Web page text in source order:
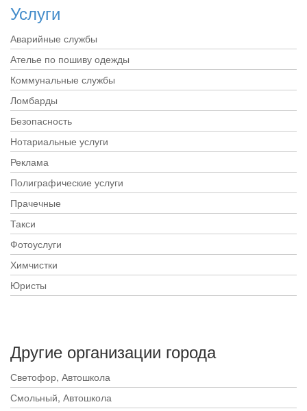
Услуги
Аварийные службы
Ателье по пошиву одежды
Коммунальные службы
Ломбарды
Безопасность
Нотариальные услуги
Реклама
Полиграфические услуги
Прачечные
Такси
Фотоуслуги
Химчистки
Юристы
Другие организации города
Светофор, Автошкола
Смольный, Автошкола